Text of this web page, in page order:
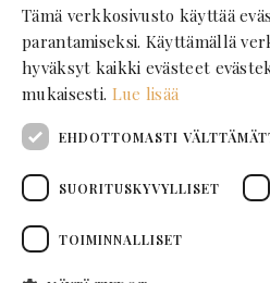
SEURAA MEITÄ
Facebook
Instagram
Tilaa uutiskirje
Tämä verkkosivusto käyttää
parantamiseksi. Käyttämällä
hyväksyt kaikki evästeet
mukaisesti. Lue lisää
EHDOTTOMASTI
SUORITUSKYVYLLISET
TOIMINNALLISET